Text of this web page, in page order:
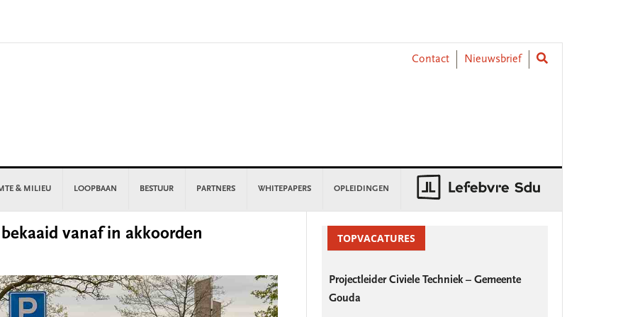
Contact
Nieuwsbrief
& MILIEU LOOPBAAN BESTUUR PARTNERS WHITEPAPERS OPLEIDINGEN
vanaf in akkoorden
SidebarTOPVACATURES
Projectleider Civiele Techniek – Gemeente
Gouda